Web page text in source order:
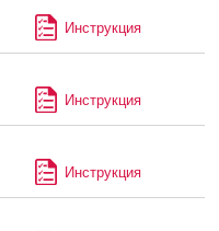
Инструкция
Инструкция
Инструкция